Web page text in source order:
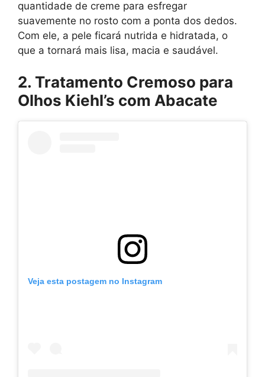
quantidade de creme para esfregar
suavemente no rosto com a ponta dos dedos.
Com ele, a pele ficará nutrida e hidratada, o
que a tornará mais lisa, macia e saudável.
2. Tratamento Cremoso para
Olhos Kiehl’s com Abacate
Veja esta postagem no Instagram